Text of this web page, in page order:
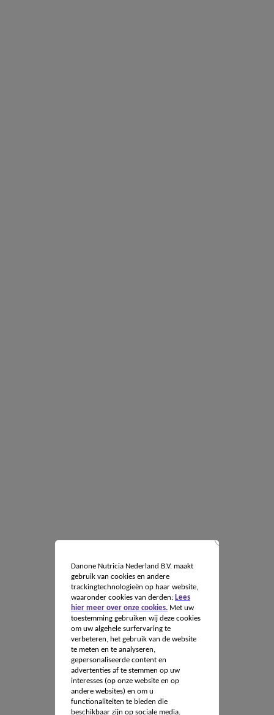
Danone Nutricia Nederland B.V. maakt
gebruik van cookies en andere
trackingtechnologieën op haar website,
waaronder cookies van derden: Lees
hier meer over onze cookies.Met uw
toestemming gebruiken wij deze cookies
om uw algehele surfervaring te
verbeteren, het gebruik van de website
te meten en te analyseren,
gepersonaliseerde content en
advertenties af te stemmen op uw
interesses (op onze website en op
andere websites) en om u
functionaliteiten te bieden die
beschikbaar zijn op sociale media.